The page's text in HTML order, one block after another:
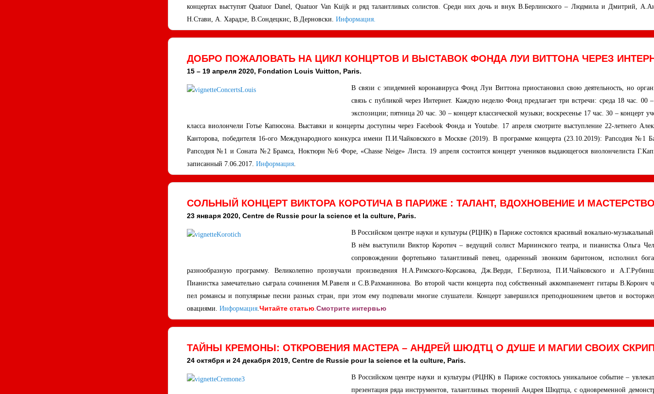
концертах выступят Quatuor Danel, Quatuor Van Kuijk и ряд талантливых солистов. Среди них дочь и внук В.Берлинского – Людмила и Дмитрий,
Н.Стави, А. Харадзе, В.Сондецкис, В.Дерновски. Информация.
ДОБРО ПОЖАЛОВАТЬ НА ЦИКЛ КОНЦРТОВ И ВЫСТАВОК ФОНДА ЛУИ ВИТТОНА ЧЕРЕЗ
15 – 19 апреля 2020, Fondation Louis Vuitton, Paris.
В связи с эпидемией коронавируса Фонд Луи Виттона приостановил свою деятельность, но
связь с публикой через Интернет. Каждую неделю Фонд предлагает три встречи: среда 18 час. 00
экспозиции; пятница 20 час. 30 – концерт классической музыки; воскресенье 17 час. 30 – концерт
класса виолончели Готье Капюсона. Выставки и концерты доступны через Facebook Фонда и Youtube. 17 апреля смотрите выступление 22-летнего
Канторова, победителя 16-ого Международного конкурса имени П.И.Чайковского в Москве (2019). В программе концерта (23.10.2019): Рапсодия №1
Рапсодия №1 и Соната №2 Брамса, Ноктюрн №6 Форе, «Chasse Neige» Листа. 19 апреля состоится концерт учеников выдающегося виолончелиста
записанный 7.06.2017. Информация.
СОЛЬНЫЙ КОНЦЕРТ ВИКТОРА КОРОТИЧА В ПАРИЖЕ : ТАЛАНТ, ВДОХНОВЕНИЕ И
23 января 2020, Centre de Russie pour la science et la culture, Paris.
В Российском центре науки и культуры (РЦНК) в Париже состоялся красивый вокально-музыкальный
В нём выступили Виктор Коротич – ведущий солист Мариинского театра, и пианистка Ольга
сопровождении фортепьяно талантливый певец, одаренный звонким баритоном, исполнил
разнообразную программу. Великолепно прозвучали произведения Н.А.Римского-Корсакова, Дж.Верди, Г.Берлиоза, П.И.Чайковского и
Пианистка замечательно сыграла сочинения М.Равеля и С.В.Рахманинова. Во второй части концерта под собственный аккомпанемент гитары В.Короич
пел романсы и популярные песни разных стран, при этом ему подпевали многие слушатели. Концерт завершился преподношением цветов и
овациями. Информация.Читайте статью.Смотрите интервью
ТАЙНЫ КРЕМОНЫ: ОТКРОВЕНИЯ МАСТЕРА – АНДРЕЙ ШЮДТЦ О ДУШЕ И МАГИИ СВОИХ
24 октября и 24 декабря 2019, Centre de Russie pour la science et la culture, Paris.
В Российском центре науки и культуры (РЦНК) в Париже состоялось уникальное событие –
презентация ряда инструментов, талантливых творений Андрея Шюдтца, с одновременной